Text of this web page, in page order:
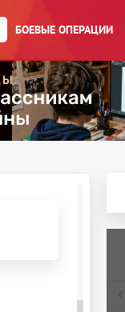
БОЕВЫЕ ОПЕРАЦИИ